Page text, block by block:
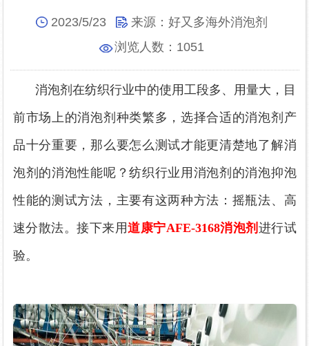
2023/5/23 来源：好又多海外消泡剂
浏览人数： 1051
消泡剂在纺织行业中的使用工段多、用量大，目
前市场上的消泡剂种类繁多，选择合适的消泡剂产
品十分重要，那么要怎么测试才能更清楚地了解消
泡剂的消泡性能呢？纺织行业用消泡剂的消泡抑泡
性能的测试方法，主要有这两种方法：摇瓶法、高
速分散法。接下来用道康宁AFE-3168消泡剂 进行试
验。